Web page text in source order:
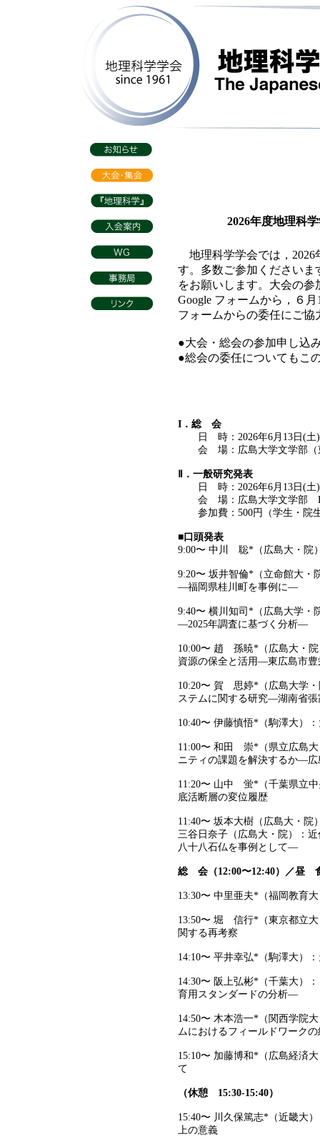
2026年度地理科
地理科学学会では，2026
す。多数ご参加ください
をお願いします。大会の
Google フォームから，６
フォームからの委任にご協
●大会・総会の参加申し
●総会の委任についてもこ
I．総 会
日 時：2026年6月13日(土)
会 場：広島大学文学部（東
Ⅱ．一般研究発表
日 時：2026年6月13日(土)
会 場：広島大学文学部
参加費：500円（学生・院
■口頭発表
9:00〜 中川 聡*（広島大・院
9:20〜 坂井智倫*（立命館大・
―福岡県桂川町を事例に―
9:40〜 横川知司*（広島大学・
―2025年調査に基づく分析―
10:00〜 趙 孫暁*（広島大・院
資源の保全と活用―東広島市
10:20〜 賀 思婷*（広島大学・
ステムに関する研究―湖南省
10:40〜 伊藤慎悟*（駒澤大）
11:00〜 和田 崇*（県立広島大
ニティの課題を解決するか―
11:20〜 山中 蛍*（千葉県立中
底活断層の変位履歴
11:40〜 坂本大樹（広島大・
三谷日奈子（広島大・院）：
八十八石仏を事例として—
総 会（12:00〜12:40）／昼
13:30〜 中里亜夫*（福岡教育
13:50〜 堀 信行*（東京都立大
関する再考察
14:10〜 平井幸弘*（駒澤大）
14:30〜 阪上弘彬*（千葉大）
育用スタンダードの分析―
14:50〜 木本浩一*（関西学院
ムにおけるフィールドワーク
15:10〜 加藤博和*（広島経済
て
（休憩 15:30-15:40）
15:40〜 川久保篤志*（近畿大
上の意義